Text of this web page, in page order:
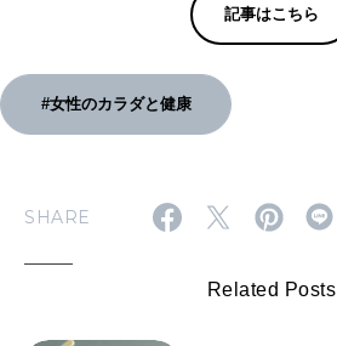
記事はこちら
#女性のカラダと健康
SHARE
Related Posts